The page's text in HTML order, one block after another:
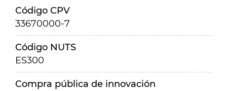
Código CPV
33670000-7
Código NUTS
ES300
Compra pública de innovación